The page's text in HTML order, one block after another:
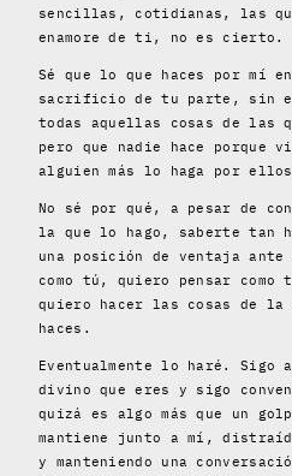
sencillas, cotidianas, las que
enamore de ti, no es cierto.
Sé que lo que haces por mí
sacrificio de tu parte, sin
todas aquellas cosas de las
pero que nadie hace porque
alguien más lo haga por
No sé por qué, a pesar de
la que lo hago, saberte tan
una posición de ventaja
como tú, quiero pensar como
quiero hacer las cosas de la
haces.
Eventualmente lo haré. Sigo
divino que eres y sigo
quizá es algo más que un
mantiene junto a mí,
y manteniendo una